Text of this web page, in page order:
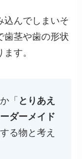
込んでしまいそ
歯茎や歯の形状
す。
「 とりあえ
ダーメイド
る物と考え